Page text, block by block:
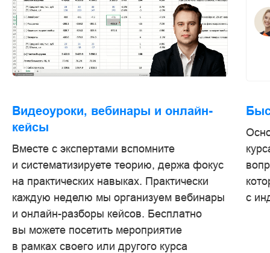
Видеоуроки, вебинары и онлайн-
кейсы
Вместе с экспертами вспомните
и систематизируете теорию, держа фокус
на практических навыках. Практически
каждую неделю мы организуем вебинары
и онлайн-разборы кейсов. Бесплатно
вы можете посетить мероприятие
в рамках своего или другого курса
с